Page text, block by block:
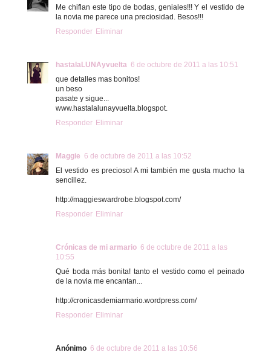
Me chiflan este tipo de bodas, geniales!!! Y el vestido de
la novia me parece una preciosidad. Besos!!!
Responder Eliminar
hastalaLUNAyvuelta 6 de octubre de 2011 a las 10:51
que detalles mas bonitos!
un beso
pasate y sigue...
www.hastalalunayvuelta.blogspot.
Responder Eliminar
Maggie 6 de octubre de 2011 a las 10:52
El vestido es precioso! A mi también me gusta mucho la
sencillez.
http://maggieswardrobe.blogspot.com/
Responder Eliminar
Crónicas de mi armario 6 de octubre de 2011 a las
10:55
Qué boda más bonita! tanto el vestido como el peinado
de la novia me encantan...
http://cronicasdemiarmario.wordpress.com/
Responder Eliminar
Anónimo 6 de octubre de 2011 a las 10:56